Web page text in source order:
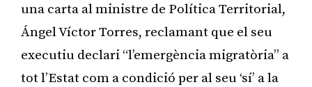
una carta al ministre de Política Territorial,
Ángel Víctor Torres, reclamant que el seu
executiu declari “l’emergència migratòria” a
tot l’Estat com a condició per al seu ‘sí’ a la